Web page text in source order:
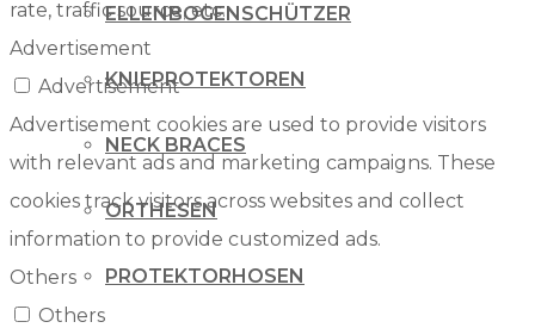
ELLENBOGENSCHÜTZER
KNIEPROTEKTOREN
NECK BRACES
ORTHESEN
PROTEKTORHOSEN
rate, traffic source, etc.
Advertisement
Advertisement
Advertisement cookies are used to provide visitors
with relevant ads and marketing campaigns. These
cookies track visitors across websites and collect
information to provide customized ads.
Others
Others